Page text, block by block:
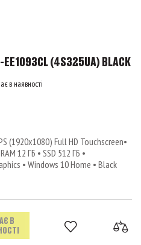
(4S325UA) BLACK
в наявності
(1920x1080) Full HD Touchscreen•
12 ГБ • SSD 512 ГБ •
• Windows 10 Home • Black
В